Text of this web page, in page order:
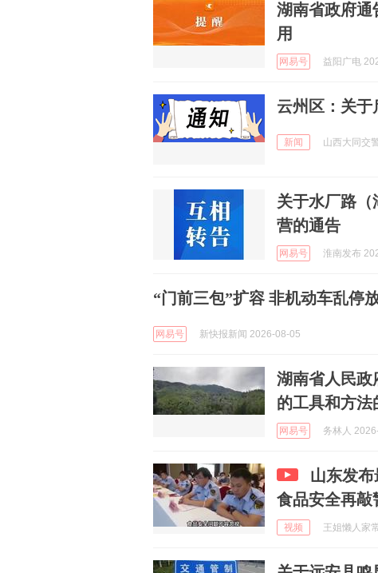
湖南省政府通
用
网易号 益阳广电
云州区：关
新闻 山西大同交
关于水厂路
营的通告
网易号 淮南发布
“门前三包”扩容 非机动车乱停
网易号 新快报新闻 2026-08-05
湖南省人民政
的工具和方法
网易号 务林人
山东发布
食品安全再敲
视频 王姐懒人家